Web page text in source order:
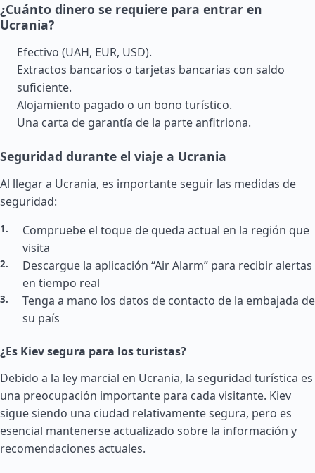
¿Cuánto dinero se requiere para entrar en
Ucrania?
Efectivo (UAH, EUR, USD).
Extractos bancarios o tarjetas bancarias con saldo
suficiente.
Alojamiento pagado o un bono turístico.
Una carta de garantía de la parte anfitriona.
Seguridad durante el viaje a Ucrania
Al llegar a Ucrania, es importante seguir las medidas de
seguridad:
Compruebe el toque de queda actual en la región que
visita
Descargue la aplicación “Air Alarm” para recibir alertas
en tiempo real
Tenga a mano los datos de contacto de la embajada de
su país
¿Es Kiev segura para los turistas?
Debido a la ley marcial en Ucrania, la seguridad turística es
una preocupación importante para cada visitante. Kiev
sigue siendo una ciudad relativamente segura, pero es
esencial mantenerse actualizado sobre la información y
recomendaciones actuales.